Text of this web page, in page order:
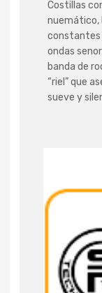
Costillas
nuemático,
constantes
ondas
banda de
“riel” que
sueve y